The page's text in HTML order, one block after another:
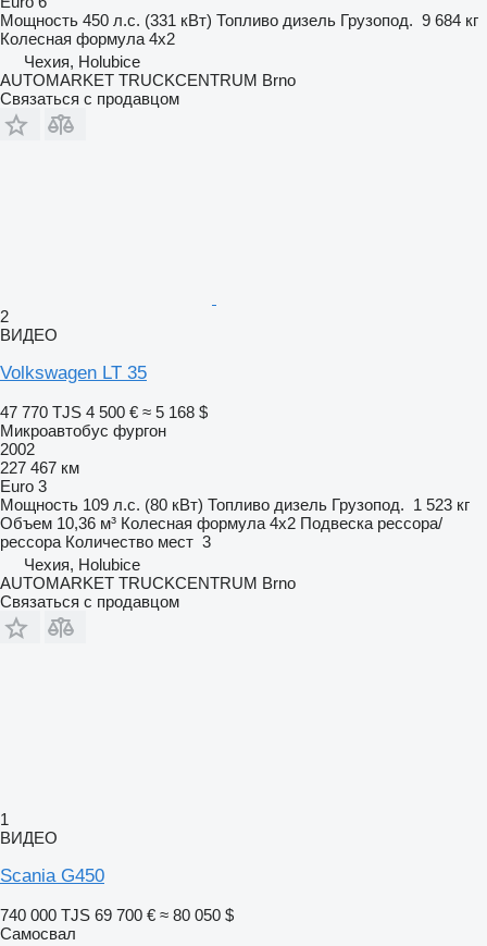
Мощность 450 л.с. (331 кВт) Топливо дизель Грузопод. 9 684 кг
Колесная формула 4x2
Чехия, Holubice
AUTOMARKET TRUCKCENTRUM Brno
Связаться с продавцом
2
ВИДЕО
Volkswagen LT 35
47 770 TJS 4 500 € ≈ 5 168 $
Микроавтобус фургон
2002
227 467 км
Euro 3
Мощность 109 л.с. (80 кВт) Топливо дизель Грузопод. 1 523 кг
Объем 10,36 м³ Колесная формула 4x2 Подвеска рессора/
рессора Количество мест 3
Чехия, Holubice
AUTOMARKET TRUCKCENTRUM Brno
Связаться с продавцом
1
ВИДЕО
Scania G450
740 000 TJS 69 700 € ≈ 80 050 $
Самосвал